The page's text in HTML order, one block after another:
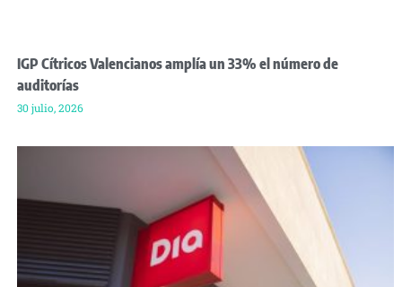
IGP Cítricos Valencianos amplía un 33% el número de
auditorías
30 julio, 2026